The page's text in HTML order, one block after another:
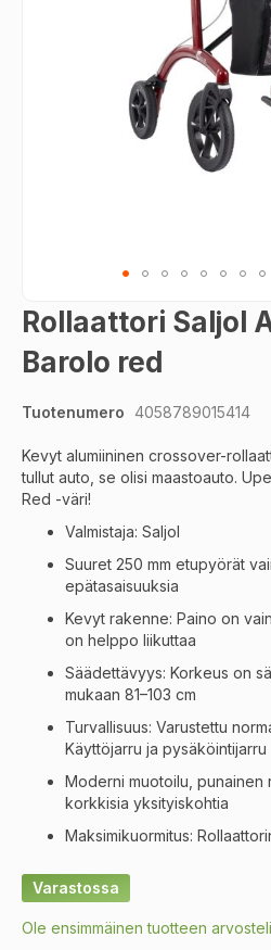
Skip
to
the
beginning
the
gallery
Rollaattori Saljol
Barolo red
Tuotenumero 4058789015414
Kevyt alumiininen crossover-
tullut auto, se olisi maastoauto.
Red -väri!
Valmistaja: Saljol
Suuret 250 mm etupyörät
epätasaisuuksia
Kevyt rakenne: Paino on
on helppo liikuttaa
Säädettävyys: Korkeus on
mukaan 81–103 cm
Turvallisuus: Varustettu
Käyttöjarru ja pysäköintijarru
Moderni muotoilu, punainen
korkkisia yksityiskohtia
Maksimikuormitus:
Varastossa
Ole ensimmäinen tuotteen